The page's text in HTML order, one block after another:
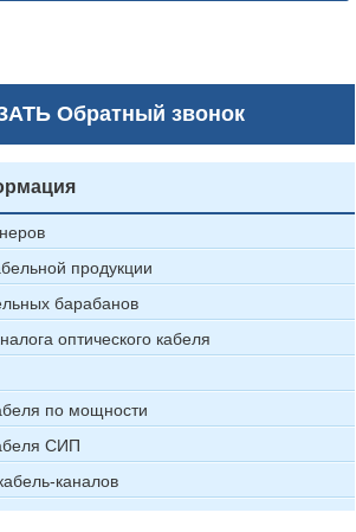
Обратный звонок
продукции
барабанов
оптического кабеля
по мощности
СИП
каналов